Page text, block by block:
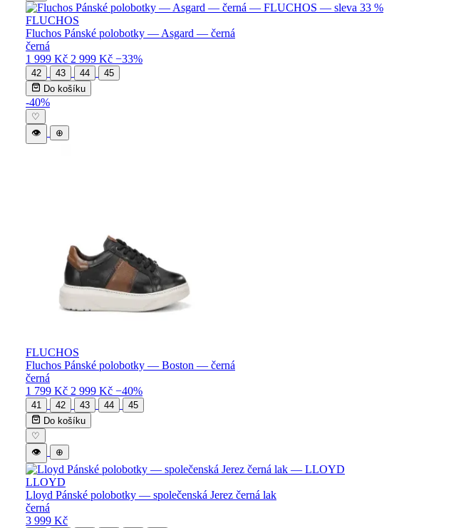
FLUCHOS
Fluchos Pánské polobotky — Asgard — černá
černá
1 999 Kč 2 999 Kč −33%
42 43 44
45
Do košíku
-40%
♡
👁
⊕
FLUCHOS
Fluchos Pánské polobotky — Boston — černá
černá
1 799 Kč 2 999 Kč −40%
41 42 43 44
45
Do košíku
♡
👁
⊕
LLOYD
Lloyd Pánské polobotky — společenská Jerez černá lak
černá
3 999 Kč